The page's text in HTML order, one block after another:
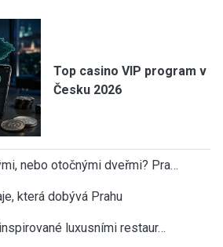
Top casino VIP program v
Česku 2026
nebo otočnými dveřmi? Pra…
která dobývá Prahu
luxusními restaur…